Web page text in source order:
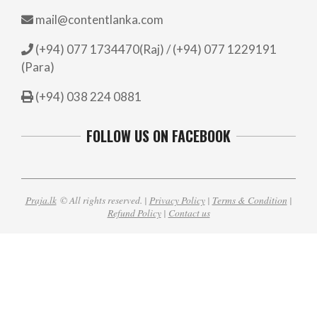
mail@contentlanka.com
(+94) 077 1734470(Raj) / (+94) 077 1229191
(Para)
(+94) 038 224 0881
FOLLOW US ON FACEBOOK
Praja.lk© All rights reserved. | Privacy Policy| Terms & Condition |
Refund Policy| Contact us